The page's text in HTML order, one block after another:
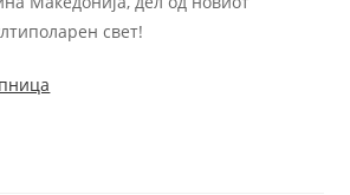
свет!